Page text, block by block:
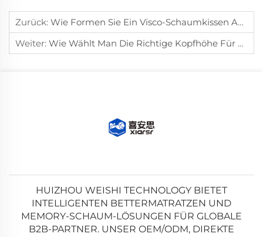
Zurück: Wie Formen Sie Ein Visco-Schaumkissen An Die Halswölbung An?
Weiter: Wie Wählt Man Die Richtige Kopfhöhe Für Seitenschläfer?
HUIZHOU WEISHI TECHNOLOGY BIETET
INTELLIGENTEN BETTERMATRATZEN UND
MEMORY-SCHAUM-LÖSUNGEN FÜR GLOBALE
B2B-PARTNER. UNSER OEM/ODM, DIREKTE